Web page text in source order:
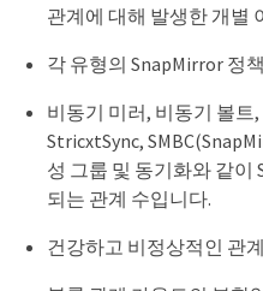
관계에 대해 발생한 개별
각 유형의 SnapMirror 정
비동기 미러, 비동기 볼트
StricxtSync,
성 그룹 및 동기화와 같이
되는 관계 수입니다.
건강하고 비정상적인 관